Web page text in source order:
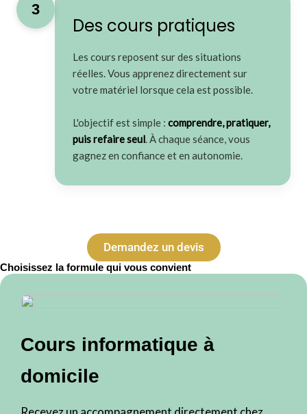
3
Des cours pratiques
Les cours reposent sur des situations
réelles. Vous apprenez directement sur
votre matériel lorsque cela est possible.
L'objectif est simple : comprendre, pratiquer,
puis refaire seul. À chaque séance, vous
gagnez en confiance et en autonomie.
Demandez un devis
Choisissez la formule qui vous convient
Cours informatique à
domicile